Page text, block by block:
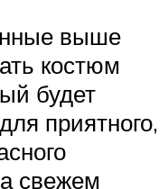
выше
костюм
будет
приятного,
свежем